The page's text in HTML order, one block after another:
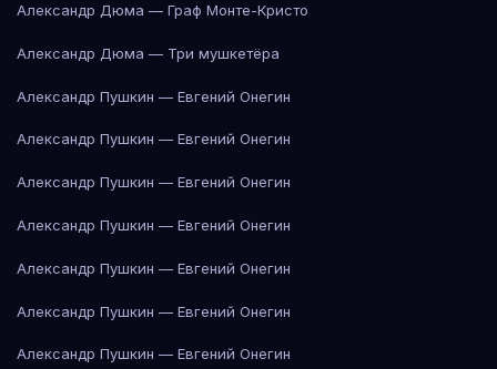
Александр Дюма — Граф Монте-Кристо
Александр Дюма — Три мушкетёра
Александр Пушкин — Евгений Онегин
Александр Пушкин — Евгений Онегин
Александр Пушкин — Евгений Онегин
Александр Пушкин — Евгений Онегин
Александр Пушкин — Евгений Онегин
Александр Пушкин — Евгений Онегин
Александр Пушкин — Евгений Онегин